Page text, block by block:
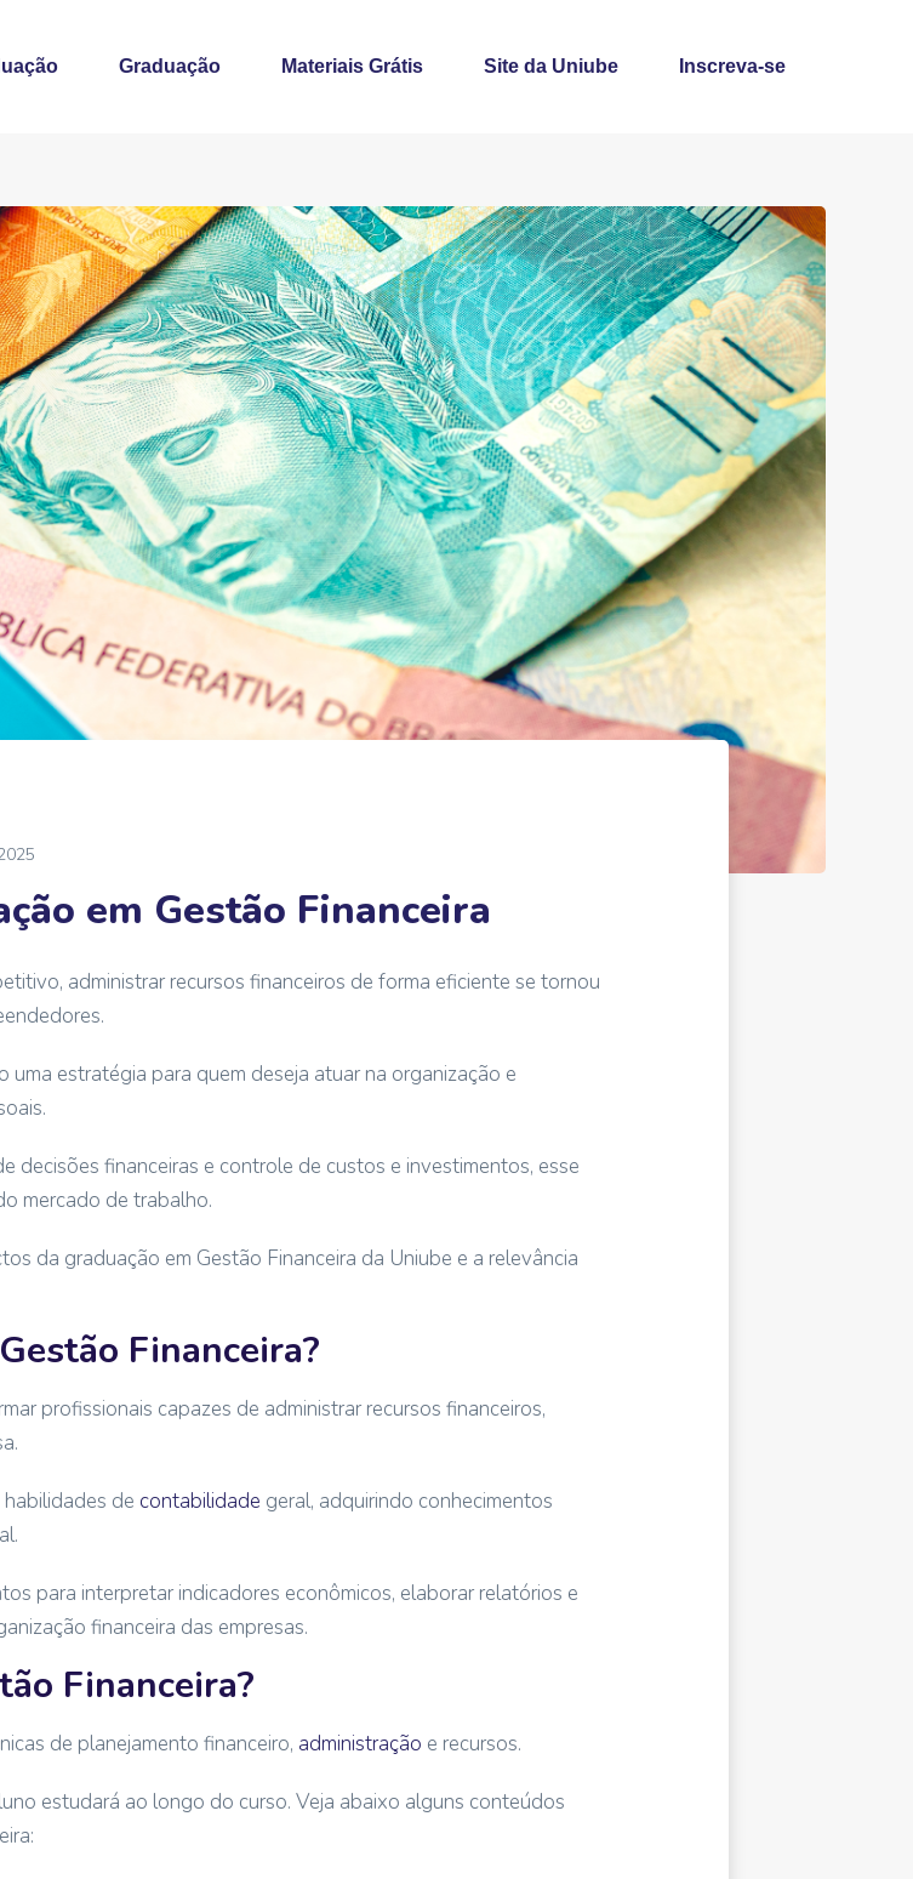
Graduação Materiais Grátis Site da Uniube Inscreva-se
em Gestão Financeira
administrar recursos financeiros de forma eficiente se tornou
estratégia para quem deseja atuar na organização e
decisões financeiras e controle de custos e investimentos, esse
mercado de trabalho.
da graduação em Gestão Financeira da Uniube e a relevância
Financeira?
profissionais capazes de administrar recursos financeiros,
de contabilidade geral, adquirindo conhecimentos
para interpretar indicadores econômicos, elaborar relatórios e
financeira das empresas.
Financeira?
de planejamento financeiro, administração e recursos.
estudará ao longo do curso. Veja abaixo alguns conteúdos